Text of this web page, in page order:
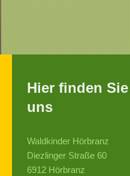
Hier finden Sie
uns
Waldkinder Hörbranz
Diezlinger Straße 60
6912 Hörbranz